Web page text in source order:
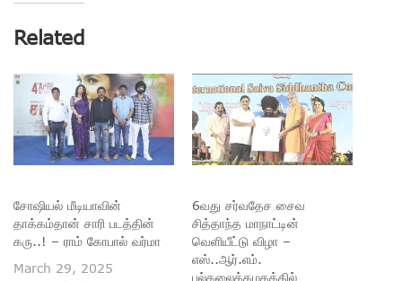
Related
சோஷியல் மீடியாவின்
தாக்கம்தான் சாரி படத்தின்
கரு..! – ராம் கோபால் வர்மா
March 29, 2025
6வது சர்வதேச சைவ
சித்தாந்த மாநாட்டின்
வெளியீட்டு விழா –
எஸ்..ஆர்.எம்.
பல்கலைக்கழகத்தில்